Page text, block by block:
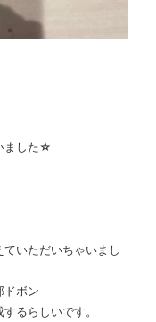
ました☆
いただいちゃいまし
ドボン
るらしいです。